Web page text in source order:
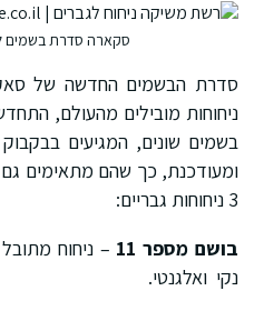
סקארה סדרת בשמים
סדרת הבשמים החדשה של
בשמים שונים, המגיעים
ומעודכנת, כך שהם מתאימים
3 ניחוחות גבריים:
בושם מספר 11
– ניחוח
נקי ואלגנטי.